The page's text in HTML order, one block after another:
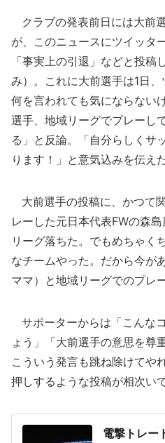
クラブの発表前日には大前
が、このニュースにツイッタ
「事実上の引退」などと投稿
み）。これに大前選手は1日
何を言われても気にならない
選手、地域リーグでプレーし
る」と反論。「自分らしくサ
ります！」と意気込みを伝えた
大前選手の投稿に、かつて
レーした元日本代表FWの森
リーグ落ちた。でもめちゃく
なチームやった。だから今が
ママ）と地域リーグでのプレ
サポーターからは「こんな
ょう」「大前選手の意思を尊
こういう発言も跳ね除けてや
押しするような投稿が相次いで
電撃トレー